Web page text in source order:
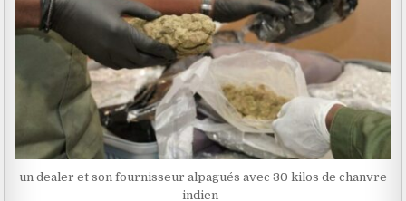
un dealer et son fournisseur alpagués avec 30 kilos de chanvre
indien